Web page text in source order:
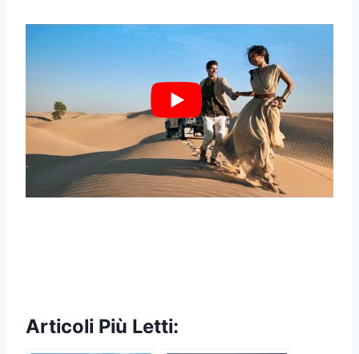
Articoli Più Letti: